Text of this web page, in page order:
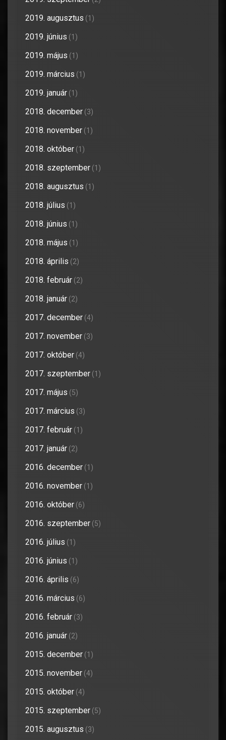
2019. augusztus (1)
2019. június (1)
2019. május (1)
2019. március (1)
2019. január (1)
2018. december (3)
2018. november (1)
2018. október (1)
2018. szeptember (1)
2018. augusztus (1)
2018. július (1)
2018. június (1)
2018. május (1)
2018. április (2)
2018. február (2)
2018. január (2)
2017. december (4)
2017. november (3)
2017. október (4)
2017. szeptember (1)
2017. május (5)
2017. március (3)
2017. február (1)
2017. január (2)
2016. december (1)
2016. november (1)
2016. október (6)
2016. szeptember (5)
2016. július (1)
2016. június (1)
2016. április (6)
2016. március (6)
2016. február (3)
2016. január (2)
2015. december (1)
2015. november (4)
2015. október (4)
2015. szeptember (5)
2015. augusztus (3)